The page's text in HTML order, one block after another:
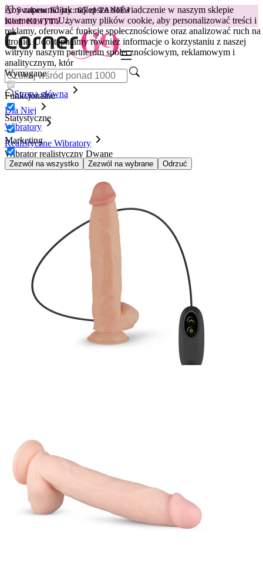
Aby zapewnić jak najlepsze doświadczenie w naszym sklepie
internetowym.Używamy plików cookie, aby personalizować treści i
reklamy, oferować funkcje społecznościowe oraz analizować ruch na
stronie. Udostępniamy również informacje o korzystaniu z naszej
witryny naszym partnerom społecznościowym, reklamowym i
analitycznym, któr
Wymagane
Funkcjonalne
Statystyczne
Marketing
Zezwól na wszystko Zezwól na wybrane Odrzuć
😽Svakom Klitty: 65 zł TANIEJ
Kod: KLITTY →
Strona główna
Dla Niej
Wibratory
Realistyczne Wibratory
Wibrator realistyczny Dwane